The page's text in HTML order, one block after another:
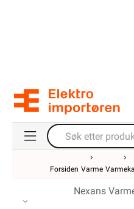
Forsiden Varme
Nexans